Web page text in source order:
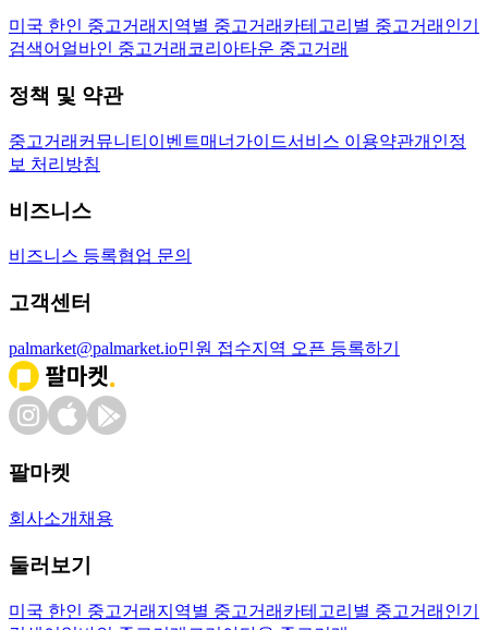
미국 한인 중고거래 지역별 중고거래 카테고리별 중고거래 인기
검색어 얼바인 중고거래 코리아타운 중고거래
정책 및 약관
중고거래 커뮤니티 이벤트매너가이드서비스 이용약관개인정
보 처리방침
비즈니스
비즈니스 등록협업 문의
고객센터
palmarket@palmarket.io민원 접수지역 오픈 등록하기
팔마켓
회사소개 채용
둘러보기
미국 한인 중고거래 지역별 중고거래 카테고리별 중고거래 인기